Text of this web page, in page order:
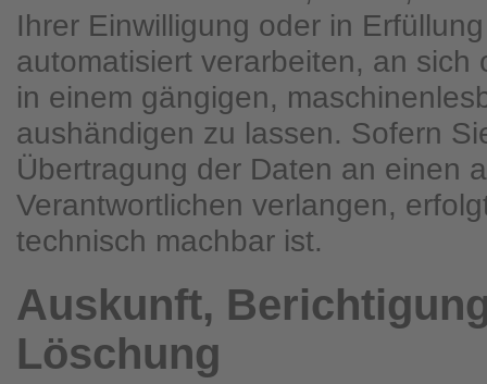
Ihrer Einwilligung oder in
automatisiert verarbeiten, an sich
in einem gängigen,
aushändigen zu lassen. Sofern
Übertragung der Daten an einen
Verantwortlichen verlangen,
technisch machbar ist.
Auskunft,
Löschung